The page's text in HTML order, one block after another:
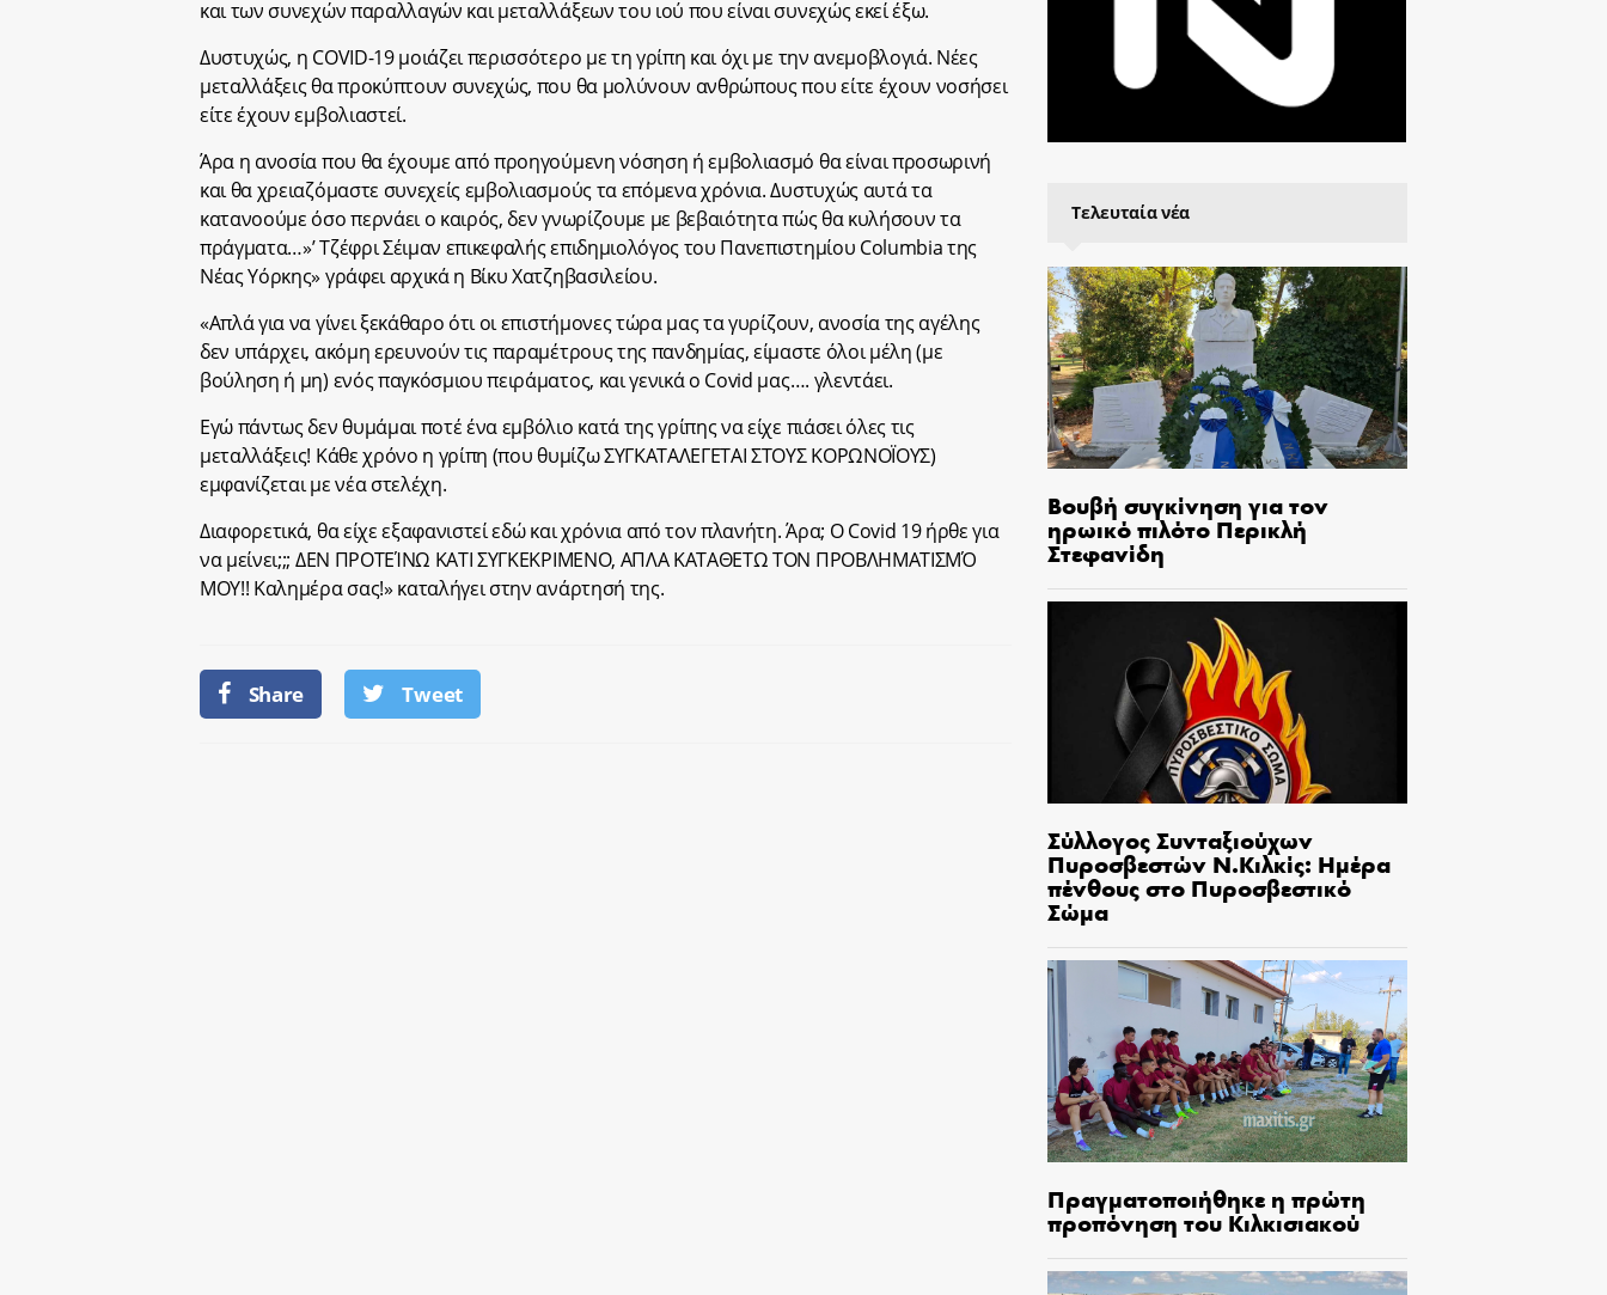
και των συνεχών παραλλαγών και μεταλλάξεων του ιού που είναι συνεχώς εκεί έξω.
Δυστυχώς, η COVID-19 μοιάζει περισσότερο με τη γρίπη και όχι με την ανεμοβλογιά. Νέες
μεταλλάξεις θα προκύπτουν συνεχώς, που θα μολύνουν ανθρώπους που είτε έχουν νοσήσει
είτε έχουν εμβολιαστεί.
Άρα η ανοσία που θα έχουμε από προηγούμενη νόσηση ή εμβολιασμό θα είναι προσωρινή
και θα χρειαζόμαστε συνεχείς εμβολιασμούς τα επόμενα χρόνια. Δυστυχώς αυτά τα
κατανοούμε όσο περνάει ο καιρός, δεν γνωρίζουμε με βεβαιότητα πώς θα κυλήσουν τα
πράγματα…»’ Τζέφρι Σέιμαν επικεφαλής επιδημιολόγος του Πανεπιστημίου Columbia της
Νέας Υόρκης» γράφει αρχικά η Βίκυ Χατζηβασιλείου.
«Απλά για να γίνει ξεκάθαρο ότι οι επιστήμονες τώρα μας τα γυρίζουν, ανοσία της αγέλης
δεν υπάρχει, ακόμη ερευνούν τις παραμέτρους της πανδημίας, είμαστε όλοι μέλη (με
βούληση ή μη) ενός παγκόσμιου πειράματος, και γενικά ο Covid μας…. γλεντάει.
Εγώ πάντως δεν θυμάμαι ποτέ ένα εμβόλιο κατά της γρίπης να είχε πιάσει όλες τις
μεταλλάξεις! Κάθε χρόνο η γρίπη (που θυμίζω ΣΥΓΚΑΤΑΛΕΓΕΤΑΙ ΣΤΟΥΣ ΚΟΡΩΝΟΪΟΥΣ)
εμφανίζεται με νέα στελέχη.
Διαφορετικά, θα είχε εξαφανιστεί εδώ και χρόνια από τον πλανήτη. Άρα; Ο Covid 19 ήρθε για
να μείνει;;; ΔΕΝ ΠΡΟΤΕΊΝΩ ΚΑΤΙ ΣΥΓΚΕΚΡΙΜΕΝΟ, ΑΠΛΑ ΚΑΤΑΘΕΤΩ ΤΟΝ ΠΡΟΒΛΗΜΑΤΙΣΜΌ
ΜΟΥ!! Καλημέρα σας!» καταλήγει στην ανάρτησή της.
Share Tweet
Τελευταία νέα
Βουβή συγκίνηση για τον
ηρωικό πιλότο Περικλή
Στεφανίδη
Σύλλογος Συνταξιούχων
Πυροσβεστών Ν.Κιλκίς: Ημέρα
πένθους στο Πυροσβεστικό
Σώμα
Πραγματοποιήθηκε η πρώτη
προπόνηση του Κιλκισιακού